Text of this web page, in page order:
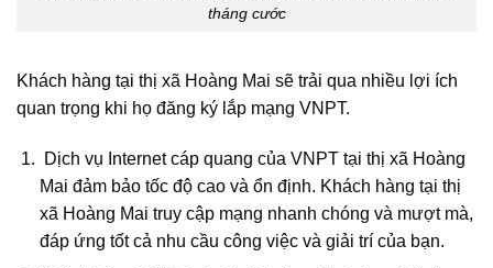
tháng cước
Khách hàng tại thị xã Hoàng Mai sẽ trải qua nhiều lợi ích
quan trọng khi họ đăng ký lắp mạng VNPT.
Dịch vụ Internet cáp quang của VNPT tại thị xã Hoàng
Mai đảm bảo tốc độ cao và ổn định. Khách hàng tại thị
xã Hoàng Mai truy cập mạng nhanh chóng và mượt mà,
đáp ứng tốt cả nhu cầu công việc và giải trí của bạn.